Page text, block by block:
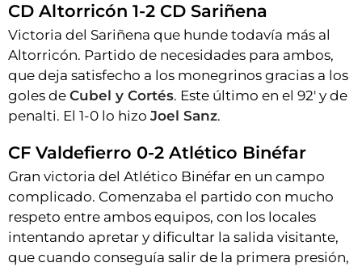
CD Altorricón 1-2 CD Sariñena
Victoria del Sariñena que hunde todavía más al
Altorricón. Partido de necesidades para ambos,
que deja satisfecho a los monegrinos gracias a los
goles de Cubel y Cortés. Este último en el 92' y de
penalti. El 1-0 lo hizo Joel Sanz.
CF Valdefierro 0-2 Atlético Binéfar
Gran victoria del Atlético Binéfar en un campo
complicado. Comenzaba el partido con mucho
respeto entre ambos equipos, con los locales
intentando apretar y dificultar la salida visitante,
que cuando conseguía salir de la primera presión,